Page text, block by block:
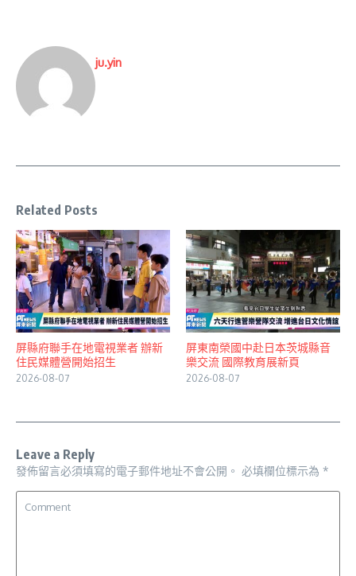
ju.yin
Related Posts
屏縣府聯手在地電視業者 辦新
住民媒體營開始招生
2026-08-07
屏東南榮國中赴日本茨城縣音
樂交流 國際教育展新頁
2026-08-07
Leave a Reply
發佈留言必須填寫的電子郵件地址不會公開。 必填欄位標示為 *